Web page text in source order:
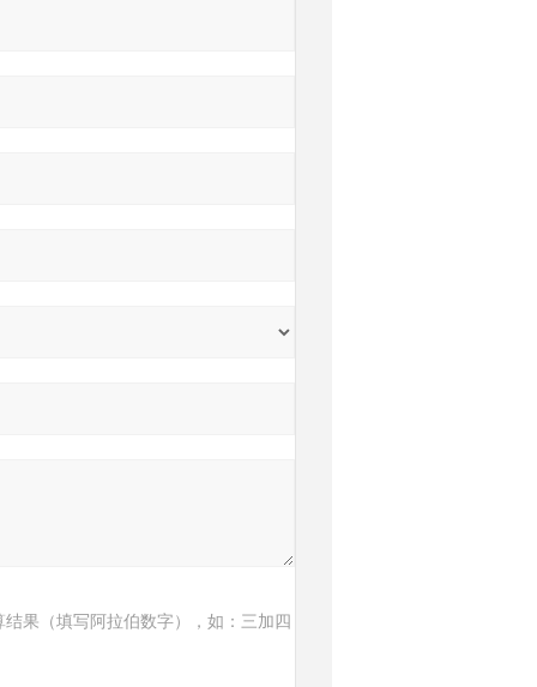
结果（填写阿拉伯数字），如：三加四